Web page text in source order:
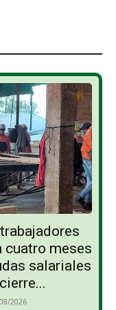
cuatro meses
salariales
2026